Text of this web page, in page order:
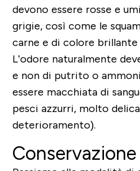
devono essere rosse e
grigie, così come le
carne e di colore brillante
L’odore naturalmente
e non di putrito o
essere macchiata di
pesci azzurri, molto
deterioramento).